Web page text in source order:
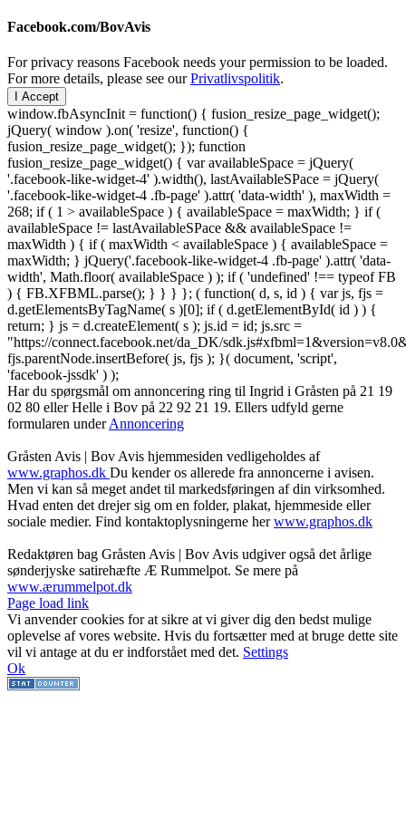
Facebook.com/BovAvis
For privacy reasons Facebook needs your permission to be loaded.
For more details, please see ourPrivatlivspolitik.
I Accept
window.fbAsyncInit = function() { fusion_resize_page_widget();
jQuery( window ).on( 'resize', function() {
fusion_resize_page_widget(); }); function
fusion_resize_page_widget() { var availableSpace = jQuery(
'.facebook-like-widget-4' ).width(), lastAvailableSPace = jQuery(
'.facebook-like-widget-4 .fb-page' ).attr( 'data-width' ), maxWidth =
268; if ( 1 > availableSpace ) { availableSpace = maxWidth; } if (
availableSpace != lastAvailableSPace && availableSpace !=
maxWidth ) { if ( maxWidth < availableSpace ) { availableSpace =
maxWidth; } jQuery('.facebook-like-widget-4 .fb-page' ).attr( 'data-
width', Math.floor( availableSpace ) ); if ( 'undefined' !== typeof FB
) { FB.XFBML.parse(); } } } }; ( function( d, s, id ) { var js, fjs =
d.getElementsByTagName( s )[0]; if ( d.getElementById( id ) ) {
return; } js = d.createElement( s ); js.id = id; js.src =
"https://connect.facebook.net/da_DK/
fjs.parentNode.insertBefore( js, fjs ); }( document, 'script',
'facebook-jssdk' ) );
Har du spørgsmål om annoncering ring til Ingrid i Gråsten på 21 19
02 80 ‬eller Helle i Bov på 22 92 21 19‬. Ellers udfyld gerne
formularen underAnnoncering
Gråsten Avis | Bov Avis hjemmesiden vedligeholdes af
www.graphos.dk Du kender os allerede fra annoncerne i avisen.
Men vi kan så meget andet til markedsføringen af din virksomhed.
Hvad enten det drejer sig om en folder, plakat, hjemmeside eller
sociale medier. Find kontaktoplysningerne herwww.graphos.dk
Redaktøren bag Gråsten Avis | Bov Avis udgiver også det årlige
sønderjyske satirehæfte Æ Rummelpot. Se mere på
www.ærummelpot.dk
Facebook
Facebook
Facebook
Facebook
Instagram
Instagram
Instagram
LinkedIn
Page load link
Vi anvender cookies for at sikre at vi giver dig den bedst mulige
oplevelse af vores website. Hvis du fortsætter med at bruge dette site
vil vi antage at du er indforstået med det. Settings
Ok
Go